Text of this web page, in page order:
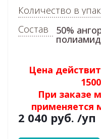
Цена
При заказе
применяется
2 040 руб. /уп
Количество в
Состав
50%
полиамид